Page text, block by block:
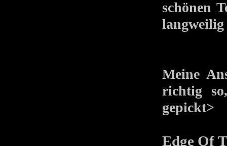
schönen
langweilig
Meine
richtig
gepickt>
Edge Of